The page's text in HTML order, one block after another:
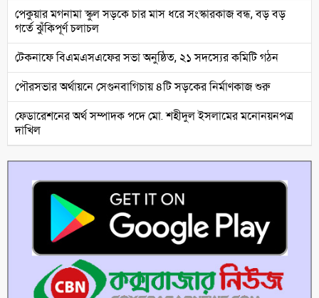
পেকুয়ার মগনামা স্কুল সড়কে চার মাস ধরে সংস্কারকাজ বন্ধ, বড় বড়
গর্তে ঝুঁকিপূর্ণ চলাচল
টেকনাফে বিএমএসএফের সভা অনুষ্ঠিত, ২১ সদস্যের কমিটি গঠন
পৌরসভার অর্থায়নে সেগুনবাগিচায় ৪টি সড়কের নির্মাণকাজ শুরু
ফেডারেশনের অর্থ সম্পাদক পদে মো. শহীদুল ইসলামের মনোনয়নপত্র
দাখিল